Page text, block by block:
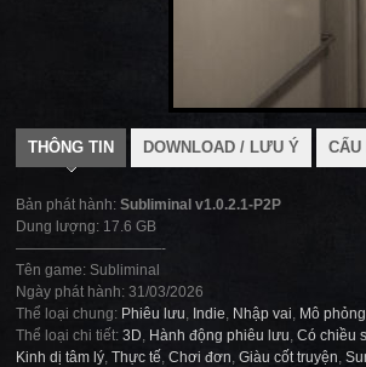
THÔNG TIN DOWNLOAD / LƯU Ý CẤU
Bản phát hành: Subliminal v1.0.2.1-P2P
Dung lượng: 17.6 GB
——————————-
Tên game: Subliminal
Ngày phát hành: 31/03/2026
Thể loại chung: Phiêu lưu, Indie, Nhập vai, Mô phỏng
Thể loại chi tiết: 3D, Hành động phiêu lưu, Có chiều
Kinh dị tâm lý, Thực tế, Chơi đơn, Giàu cốt truyện,